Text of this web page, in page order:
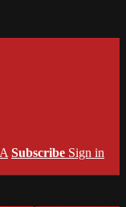
Subscribe Sign in